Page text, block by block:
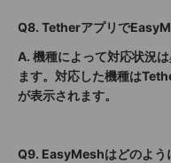
Q8. Tetherアプリで
A. 機種によって対応状況
ます。対応した機種は
が表示されます。
Q9. EasyMeshはどのよう